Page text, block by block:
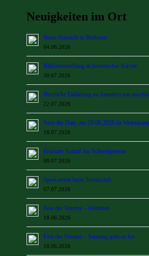
Neuigkeiten im Ort
Beste Aussicht in Bödexen
04.08.2026
Bilderausstellung in historischer Kirche
30.07.2026
Herzliche Einladung zu Annafest mit
22.07.2026
Save the Date, am 29.08.2026 ist
18.07.2026
Erneuter Aufruf zur Schiedsperson
08.07.2026
Sport-event beim Tennisclub
07.07.2026
Fest der Vereine – Aktionen
18.06.2026
Fest der Vereine – Samstag geht es los
18.06.2026